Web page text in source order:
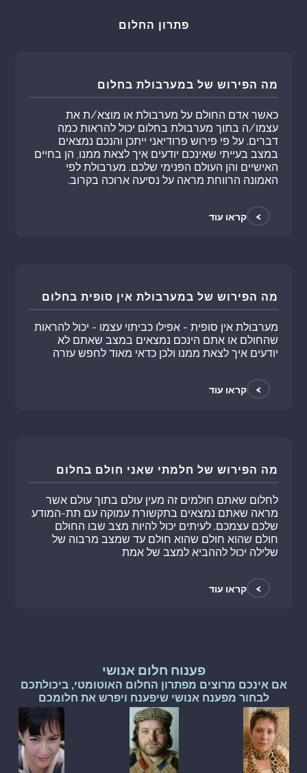
פתרון החלום
מה הפירוש של במערבולת בחלום
כאשר אדם החולם על מערבולת או מוצא/ת את
עצמו/ה בתוך מערבולת בחלום יכול להראות כמה
דברים. על פי פירוש פרודיאני ייתכן והנכם נמצאים
במצב בעייתי שאינכם יודעים איך לצאת ממנו, הן בחיים
האישיים והן העולם הפנימי שלכם. מערבולת לפי
האמונה הרווחת מראה על נסיעה ארוכה בקרוב.
> קראו עוד
מה הפירוש של במערבולת אין סופית בחלום
מערבולת אין סופית - אפילו כביתוי עצמו - יכול להראות
שהחולם או אתם הינכם נמצאים במצב שאתם לא
יודעים איך לצאת ממנו ולכן כדאי מאוד לחפש עזרה
> קראו עוד
מה הפירוש של חלמתי שאני חולם בחלום
לחלום שאתם חולמים זה מעין עולם בתוך עולם אשר
מראה שאתם נמצאים בתקשורת עמוקה עם תת-המודע
שלכם עצמכם. לעיתים יכול להיות מצב שבו החולם
חולם שהוא חולם שהוא חולם עד שמצב מרבוה של
שלילה יכול לההביא למצב של אמת
> קראו עוד
פענוח חלום אנושי
אם אינכם מרוצים מפתרון החלום האוטומטי, ביכולתכם
לבחור מפענח אנושי שיפענח ויפרש את חלומכם